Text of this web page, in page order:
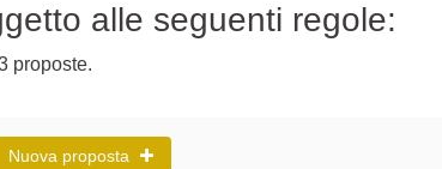
alle seguenti regole:
proposte.
Nuova proposta